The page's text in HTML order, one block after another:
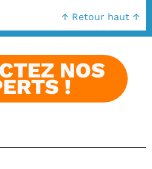
↑ Retour haut ↑
NOS
!